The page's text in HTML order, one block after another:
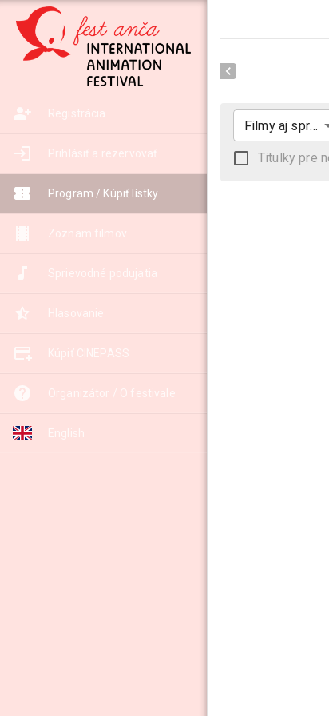
Registrácia
Prihlásiť a rezervovať
Program / Kúpiť lístky
Zoznam filmov
Sprievodné podujatia
Hlasovanie
Kúpiť CINEPASS
Organizátor / O festivale
English
Filmy aj sprievodný program
Titulky pre